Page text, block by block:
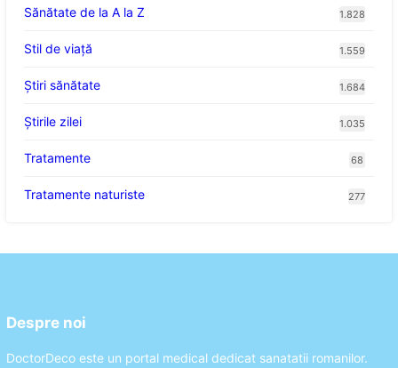
Sănătate de la A la Z 1.828
Stil de viaţă 1.559
Ştiri sănătate 1.684
Știrile zilei 1.035
Tratamente 68
Tratamente naturiste 277
Despre noi
DoctorDeco este un portal medical dedicat sanatatii romanilor.